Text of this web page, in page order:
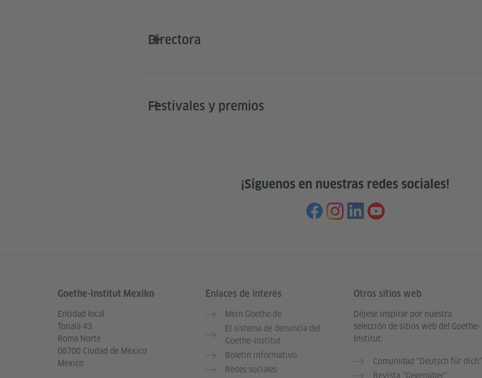
Directora
Festivales y premios
¡Síguenos en nuestras redes sociales!
Service- und Informationsbereich
Goethe-Institut Mexiko
Entidad local
Tonalá 43
Roma Norte
06700 Ciudad de México
Mexico
Enlaces de interés
Mein Goethe.de
El sistema de denuncia del
Goethe-Institut
Boletín informativo
Redes sociales
Otros sitios web
Déjese inspirar por nuestra
selección de sitios web del Goethe-
Institut:
Comunidad “Deutsch für dich”